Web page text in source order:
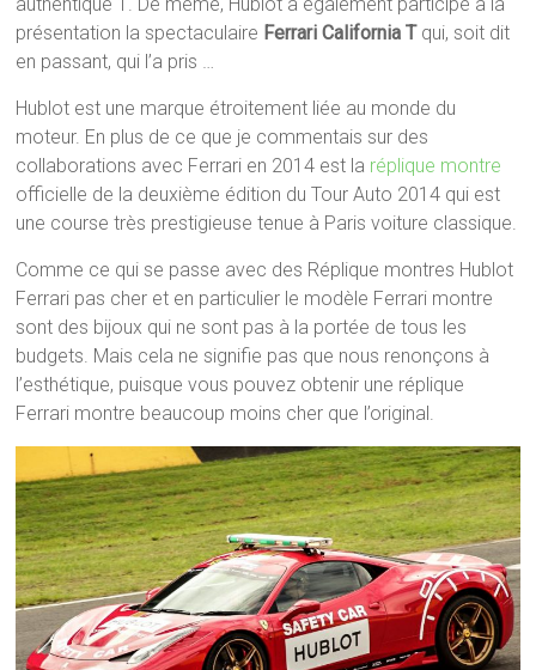
authentique 1. De même, Hublot a également participé à la
présentation la spectaculaire Ferrari California Tqui, soit dit
en passant, qui l’a pris …
Hublot est une marque étroitement liée au monde du
moteur. En plus de ce que je commentais sur des
collaborations avec Ferrari en 2014 est la réplique montre
officielle de la deuxième édition du Tour Auto 2014 qui est
une course très prestigieuse tenue à Paris voiture classique.
Comme ce qui se passe avec des Réplique montres Hublot
Ferrari pas cher et en particulier le modèle Ferrari montre
sont des bijoux qui ne sont pas à la portée de tous les
budgets. Mais cela ne signifie pas que nous renonçons à
l’esthétique, puisque vous pouvez obtenir une réplique
Ferrari montre beaucoup moins cher que l’original.